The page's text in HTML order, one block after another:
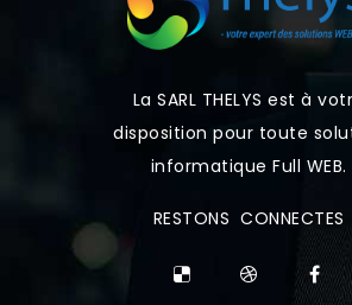
La SARL THELYS est à
disposition pour toute
informatique Full WEB.
RESTONS CONNECTES